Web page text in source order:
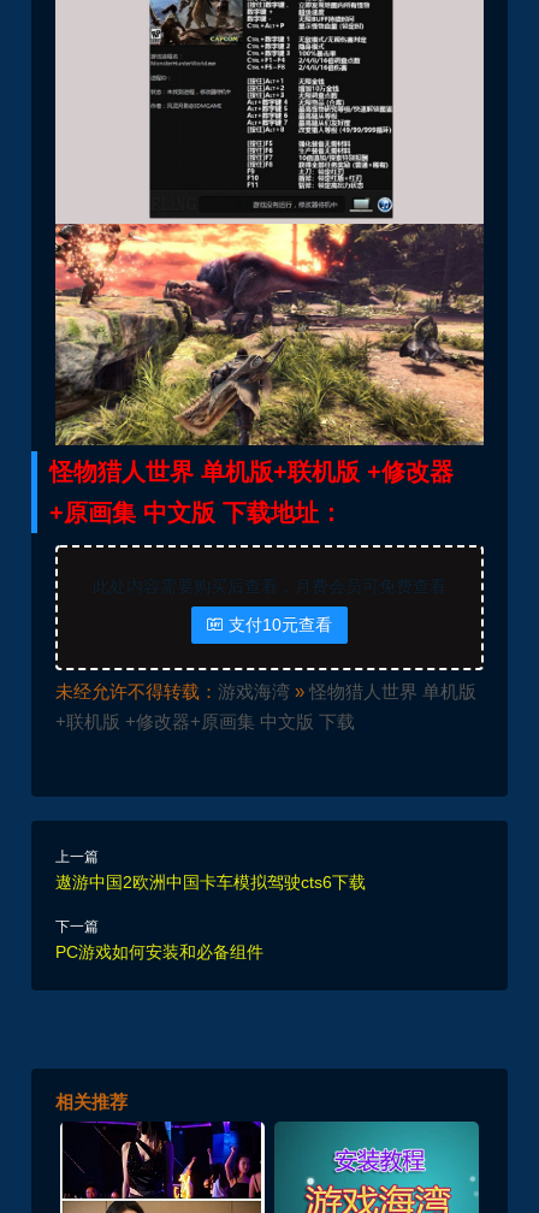
怪物猎人世界 单机版+联机版 +修改器
+原画集 中文版 下载地址：
此处内容需要购买后查看，月费会员可免费查看
 支付10元查看
未经允许不得转载：游戏海湾 »怪物猎人世界 单机版
+联机版 +修改器+原画集 中文版 下载
上一篇
遨游中国2欧洲中国卡车模拟驾驶cts6下载
下一篇
PC游戏如何安装和必备组件
相关推荐